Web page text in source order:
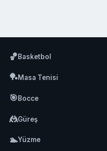
🏀Basketbol
🏓Masa Tenisi
🎯Bocce
🤼Güreş
🏊Yüzme